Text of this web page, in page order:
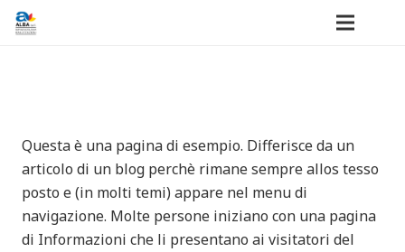
Questa è una pagina di esempio. Differisce da un
articolo di un blog perchè rimane sempre allos tesso
posto e (in molti temi) appare nel menu di
navigazione. Molte persone iniziano con una pagina
di Informazioni che li presentano ai visitatori del